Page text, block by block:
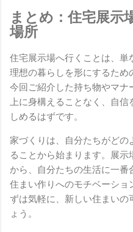
まとめ：住宅展示
場所
住宅展示場へ行くことは、
理想の暮らしを形にするため
今回ご紹介した持ち物やマナ
上に身構えることなく、自信
しめるはずです。
家づくりは、自分たちがどの
ることから始まります。展
から、自分たちの生活に一
住まい作りへのモチベーショ
ずは気軽に、新しい住まいの
ょう。